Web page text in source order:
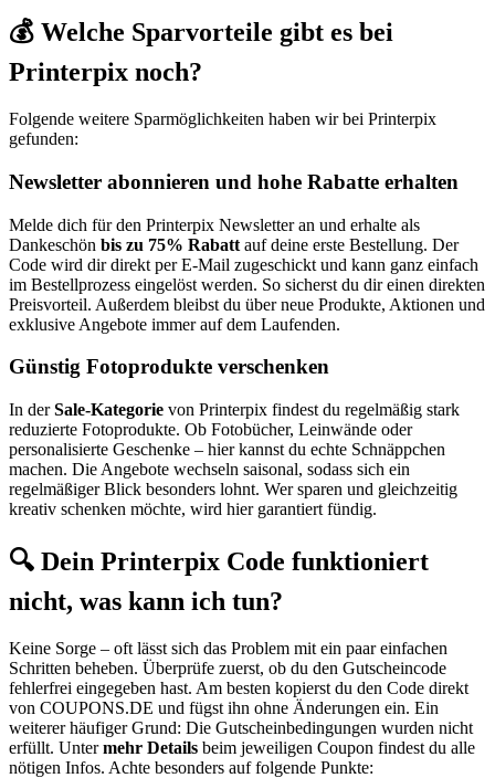
💰 Welche Sparvorteile gibt es bei
Printerpix noch?
Folgende weitere Sparmöglichkeiten haben wir bei Printerpix
gefunden:
Newsletter abonnieren und hohe Rabatte erhalten
Melde dich für den Printerpix Newsletter an und erhalte als
Dankeschön bis zu 75% Rabatt auf deine erste Bestellung. Der
Code wird dir direkt per E-Mail zugeschickt und kann ganz einfach
im Bestellprozess eingelöst werden. So sicherst du dir einen direkten
Preisvorteil. Außerdem bleibst du über neue Produkte, Aktionen und
exklusive Angebote immer auf dem Laufenden.
Günstig Fotoprodukte verschenken
In derSale-Kategorie von Printerpix findest du regelmäßig stark
reduzierte Fotoprodukte. Ob Fotobücher, Leinwände oder
personalisierte Geschenke – hier kannst du echte Schnäppchen
machen. Die Angebote wechseln saisonal, sodass sich ein
regelmäßiger Blick besonders lohnt. Wer sparen und gleichzeitig
kreativ schenken möchte, wird hier garantiert fündig.
🔍 Dein Printerpix Code funktioniert
nicht, was kann ich tun?
Keine Sorge – oft lässt sich das Problem mit ein paar einfachen
Schritten beheben. Überprüfe zuerst, ob du den Gutscheincode
fehlerfrei eingegeben hast. Am besten kopierst du den Code direkt
von COUPONS.DE und fügst ihn ohne Änderungen ein. Ein
weiterer häufiger Grund: Die Gutscheinbedingungen wurden nicht
erfüllt. Untermehr Details beim jeweiligen Coupon findest du alle
nötigen Infos. Achte besonders auf folgende Punkte: